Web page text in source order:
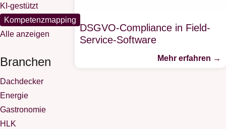
KI-gestützt
Kompetenzmapping
Alle anzeigen
Branchen
Dachdecker
Energie
Gastronomie
HLK
DSGVO-Compliance in Field-
Service-Software
Mehr erfahren →